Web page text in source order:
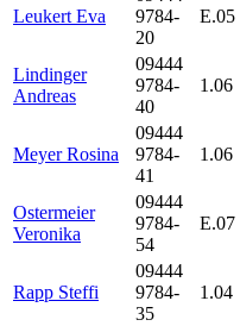
Leukert Eva
9784-
20
E.05
Lindinger
Andreas
09444
9784-
40
1.06
Meyer Rosina
09444
9784-
41
1.06
Ostermeier
Veronika
09444
9784-
54
E.07
Rapp Steffi
09444
9784-
35
1.04